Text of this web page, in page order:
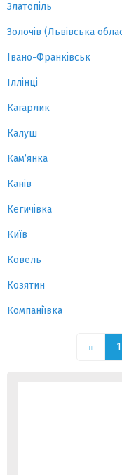
Златопіль
Івано-Франківськ
Іллінці
Кагарлик
Калуш
Кам’янка
Канів
Кегичівка
Київ
Ковель
Козятин
Компаніївка
1